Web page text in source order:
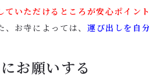
ていただけるところが安心ポイント
、お寺によっては、 運び出しを自
お願いする